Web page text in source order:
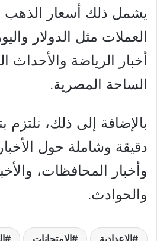
يشمل ذلك أسعار الذهب
العملات مثل الدولار
أخبار الرياضة والأحداث
الساحة المصرية.
بالإضافة إلى ذلك، نلتزم
دقيقة وشاملة حول
وأخبار المحافظات،
والحوادث.
الإعدادية الامتحانات